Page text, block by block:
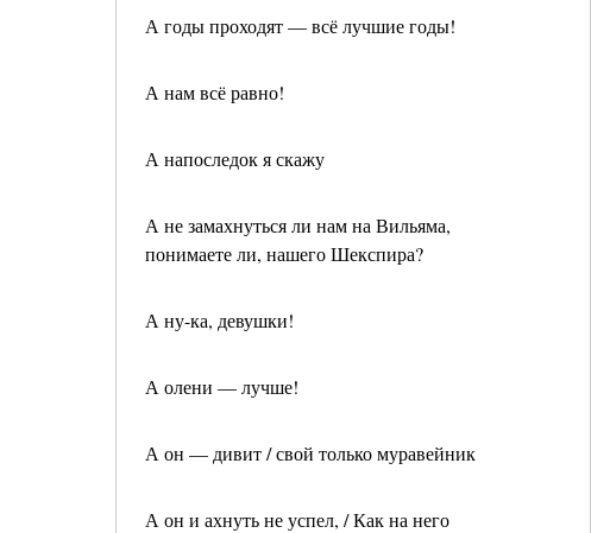
А годы проходят — всё лучшие годы!
А нам всё равно!
А напоследок я скажу
А не замахнуться ли нам на Вильяма,
понимаете ли, нашего Шекспира?
А ну-ка, девушки!
А олени — лучше!
А он — дивит / свой только муравейник
А он и ахнуть не успел, / Как на него